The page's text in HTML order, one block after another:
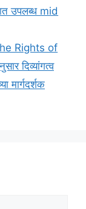
उपलब्ध mid
Rights of
दिव्यांगत्व
मार्गदर्शक